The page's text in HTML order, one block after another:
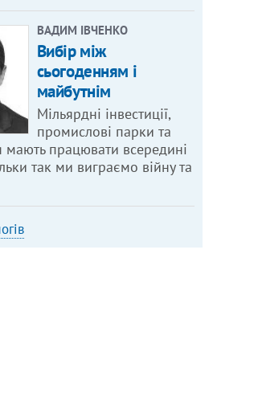
ВАДИМ ІВЧЕНКО
Вибір між
сьогоденням і
майбутнім
Мільярдні інвестиції,
промислові парки та
мають працювати всередині
так ми виграємо війну та